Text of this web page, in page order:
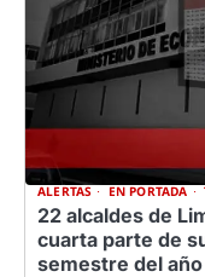
ALERTAS EN PORTADA
22 alcaldes de
cuarta parte de
semestre del año